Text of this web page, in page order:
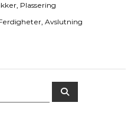
Plassering
Avslutning
S